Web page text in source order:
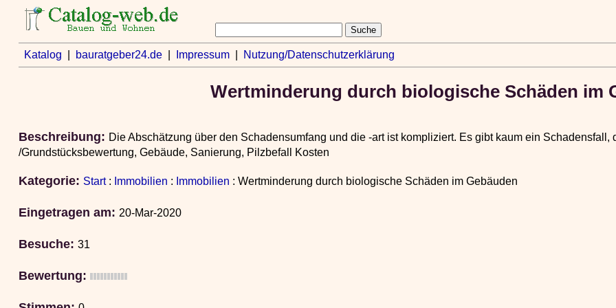
Katalog bauratgeber24.de| Impressum| Nutzung/Datenschutzerklärung
Wertminderung durch biologische Schäden im
Beschreibung: Die Abschätzung über den Schadensumfang und die -art ist kompliziert. Es gibt kaum ein
/Grundstücksbewertung, Gebäude, Sanierung, Pilzbefall Kosten
Kategorie: Start: Immobilien : Immobilien : Wertminderung durch biologische Schäden im Gebäuden
Eingetragen am: 20-Mar-2020
Besuche: 31
Bewertung: